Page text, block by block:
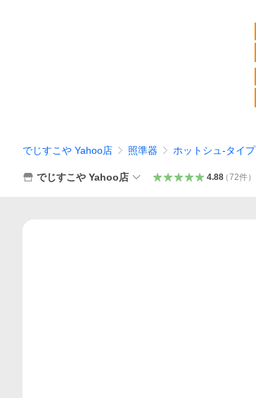
でじすこや Yahoo店 照準器 ホットシュ-タイプ
でじすこや Yahoo店 4.88（72件）